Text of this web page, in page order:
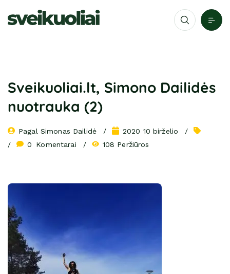
Sveikuoliai.lt, Simono Dailidės
nuotrauka (2)
Pagal Simonas Dailidė
2020 10 birželio
0
Komentarai 108 Peržiūros